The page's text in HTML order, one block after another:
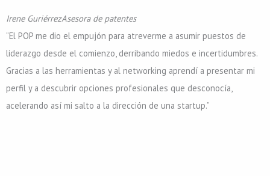
Irene GuriérrezAsesora de patentes
“El POP me dio el empujón para atreverme a asumir puestos de
liderazgo desde el comienzo, derribando miedos e incertidumbres.
Gracias a las herramientas y al networking aprendí a presentar mi
perfil y a descubrir opciones profesionales que desconocía,
acelerando así mi salto a la dirección de una startup.”